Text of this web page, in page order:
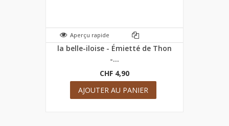
Aperçu rapide
la belle-iloise - Émietté de Thon
-...
CHF 4,90
AJOUTER AU PANIER